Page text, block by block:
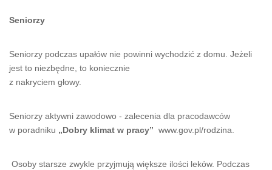
Seniorzy
Seniorzy podczas upałów nie powinni wychodzić z domu. Jeżeli
jest to niezbędne, to koniecznie
z nakryciem głowy.
Seniorzy aktywni zawodowo - zalecenia dla pracodawców
w poradniku „Dobry klimat w pracy” www.gov.pl/rodzina.
Osoby starsze zwykle przyjmują większe ilości leków. Podczas